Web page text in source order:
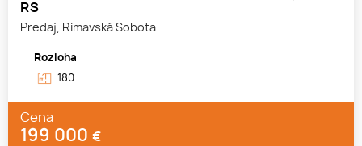
RS
Predaj, Rimavská Sobota
Rozloha
180
Cena
199 000 €